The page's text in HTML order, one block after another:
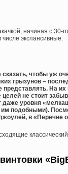
начиная с 30-
экспансивные.
сказать, чтобы уж
грызунов –
На
не стоит
уровня
им подобными).
в «Перечне
«